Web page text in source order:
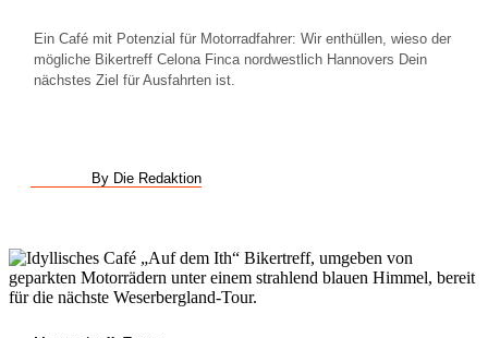
Ein Café mit Potenzial für Motorradfahrer: Wir enthüllen, wieso der
mögliche Bikertreff Celona Finca nordwestlich Hannovers Dein
nächstes Ziel für Ausfahrten ist.
By Die Redaktion